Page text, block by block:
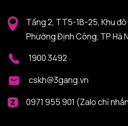
Tầng 2, TT5-1B-25, Khu đô
Phường Định Công, TP Hà
1900 3492
cskh@3gang.vn
0971 955 901 (Zalo chỉ